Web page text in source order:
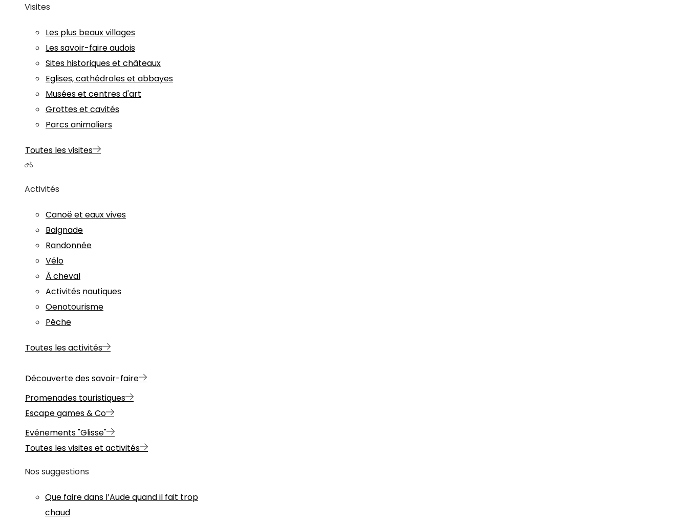
Visites
Les plus beaux villages
Les savoir-faire audois
Sites historiques et châteaux
Eglises, cathédrales et abbayes
Musées et centres d'art
Grottes et cavités
Parcs animaliers
Toutes les visites
Activités
Canoë et eaux vives
Baignade
Randonnée
Vélo
À cheval
Activités nautiques
Oenotourisme
Pêche
Toutes les activités
Découverte des savoir-faire
Promenades touristiques
Escape games & Co
Evénements "Glisse"
Toutes les visites et activités
Nos suggestions
Que faire dans l’Aude quand il fait trop
chaud